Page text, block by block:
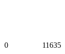
0 11635